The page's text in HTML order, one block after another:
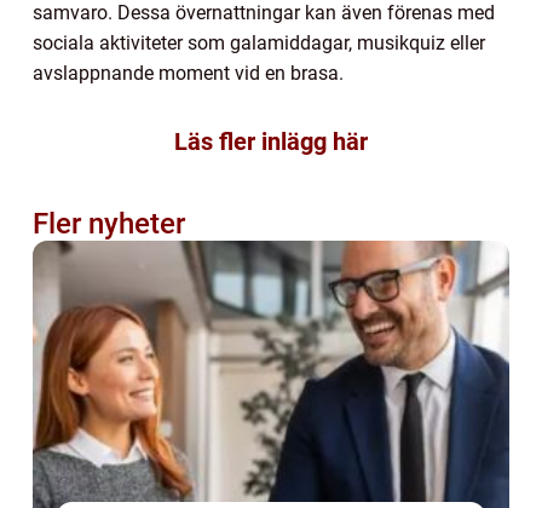
samvaro. Dessa övernattningar kan även förenas med
sociala aktiviteter som galamiddagar, musikquiz eller
avslappnande moment vid en brasa.
Läs fler inlägg här
Fler nyheter